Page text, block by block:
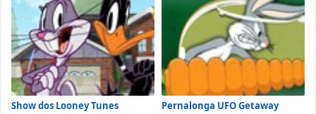
Show dos Looney Tunes Pernalonga UFO Getaway